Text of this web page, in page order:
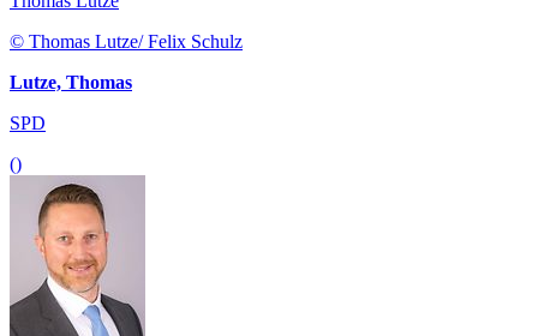
© Thomas Lutze/ Felix Schulz
Lutze, Thomas
SPD
()